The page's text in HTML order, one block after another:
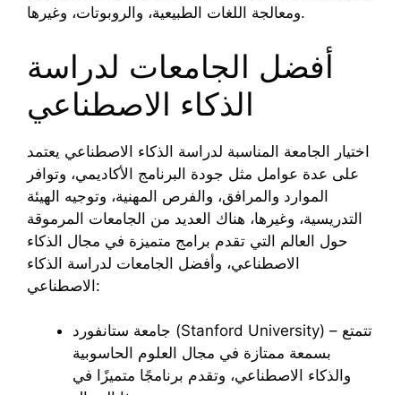
ومعالجة اللغات الطبيعية، والروبوتات، وغيرها.
أفضل الجامعات لدراسة
الذكاء الاصطناعي
اختيار الجامعة المناسبة لدراسة الذكاء الاصطناعي يعتمد
على عدة عوامل مثل جودة البرنامج الأكاديمي، وتوافر
الموارد والمرافق، والفرص المهنية، وتوجيه الهيئة
التدريسية، وغيرها، هناك العديد من الجامعات المرموقة
حول العالم التي تقدم برامج متميزة في مجال الذكاء
الاصطناعي، وأفضل الجامعات لدراسة الذكاء
الاصطناعي:
جامعة ستانفورد (Stanford University) – تتمتع
بسمعة ممتازة في مجال العلوم الحاسوبية
والذكاء الاصطناعي، وتقدم برنامجًا متميزًا في